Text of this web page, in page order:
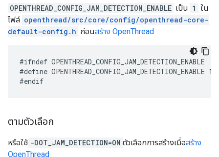
OPENTHREAD_CONFIG_JAM_DETECTION_ENABLE เป็น 1 ใน
ไฟล์ openthread/src/core/config/openthread-core-
default-config.h ก่อนสร้าง OpenThread
#define OPENTHREAD_CONFIG_JAM_DETECTION_ENABLE 1
ตามตัวเลือก
หรือใช้ -DOT_JAM_DETECTION=ON ตัวเลือกการสร้างเมื่อสร้าง
OpenThread